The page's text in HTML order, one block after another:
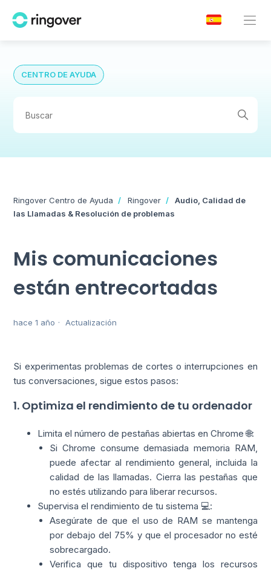
CENTRO DE AYUDA
Ringover Centro de Ayuda Ringover
Audio, Calidad de
las Llamadas & Resolución de problemas
Mis comunicaciones
están entrecortadas
hace 1 año Actualización
Si experimentas problemas de cortes o interrupciones en
tus conversaciones, sigue estos pasos:
1. Optimiza el rendimiento de tu ordenador
Limita el número de pestañas abiertas en Chrome 🌐:
Si Chrome consume demasiada memoria RAM,
puede afectar al rendimiento general, incluida la
calidad de las llamadas. Cierra las pestañas que
no estés utilizando para liberar recursos.
Supervisa el rendimiento de tu sistema 💻:
Asegúrate de que el uso de RAM se mantenga
por debajo del 75% y que el procesador no esté
sobrecargado.
Verifica que tu dispositivo tenga los recursos